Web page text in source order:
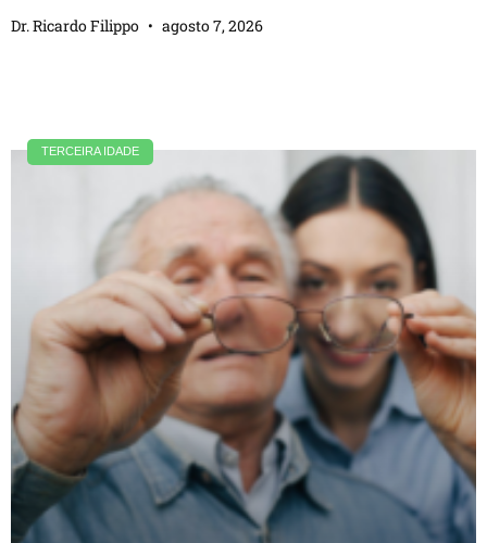
Dr. Ricardo Filippo agosto 7, 2026
TERCEIRA IDADE